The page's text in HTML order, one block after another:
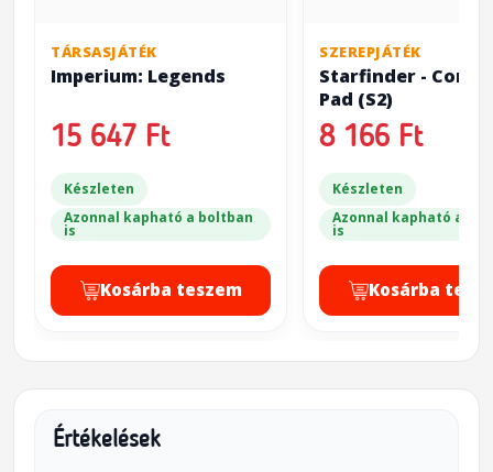
TÁRSASJÁTÉK
Imperium: Legends
15 647 Ft
Készleten
Azonnal kapható a boltban
is
Kosárba teszem
SZEREPJÁTÉK
Starfinder -
Pad (S2)
8 166 Ft
Készleten
Azonnal kapható a
is
Kosárba
Értékelések